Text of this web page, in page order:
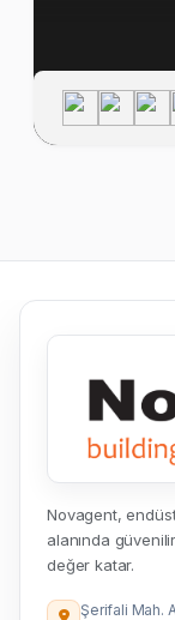
Novagent,
alanında
değer katar.
Şerifali Mah.